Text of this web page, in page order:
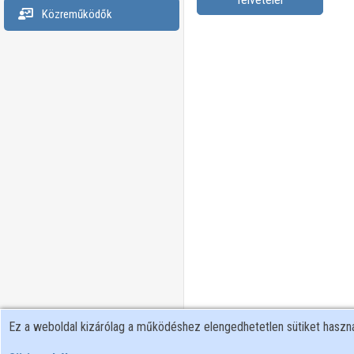
Közreműködők
Ez a weboldal kizárólag a működéshez elengedhetetlen sütiket